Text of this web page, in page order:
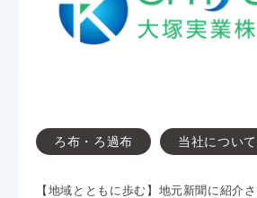
ろ布・ろ過布 当社について
【地域とともに歩む】地元新聞に紹介